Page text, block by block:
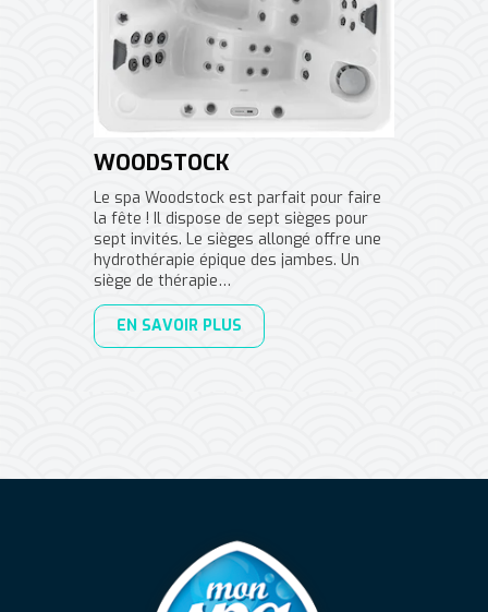
WOODSTOCK
Le spa Woodstock est parfait pour faire
la fête ! Il dispose de sept sièges pour
sept invités. Le sièges allongé offre une
hydrothérapie épique des jambes. Un
siège de thérapie…
EN SAVOIR PLUS